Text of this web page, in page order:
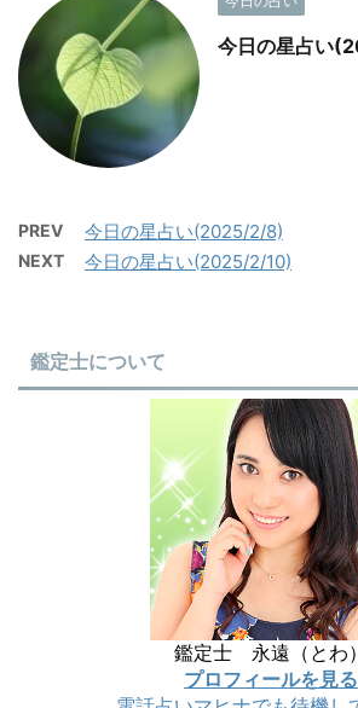
今日の星占い
PREV 今日の星占い(2025/2/8)
NEXT 今日の星占い(2025/2/10)
鑑定士について
鑑定士 永遠（とわ）
プロフィールを見る